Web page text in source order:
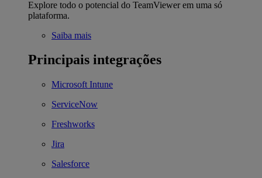
Explore todo o potencial do TeamViewer em uma só
plataforma.
Saiba mais
Principais integrações
Microsoft Intune
ServiceNow
Freshworks
Jira
Salesforce